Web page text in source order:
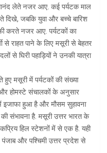
लेते नजर आए. कई पर्यटक माल
दिखे, जबकि युवा और बच्चे बारिश
करते नजर आए. पर्यटकों का
से राहत पाने के लिए मसूरी से बेहतर
से घिरी पहाड़ियों ने उनकी यात्रा
हुए मसूरी में पर्यटकों की संख्या
और होमस्टे संचालकों के अनुसार
हुआ है और मौसम सुहावना
संभावना है. मसूरी उत्तर भारत के
हिल स्टेशनों में से एक है. यही
पंजाब और पश्चिमी उत्तर प्रदेश से